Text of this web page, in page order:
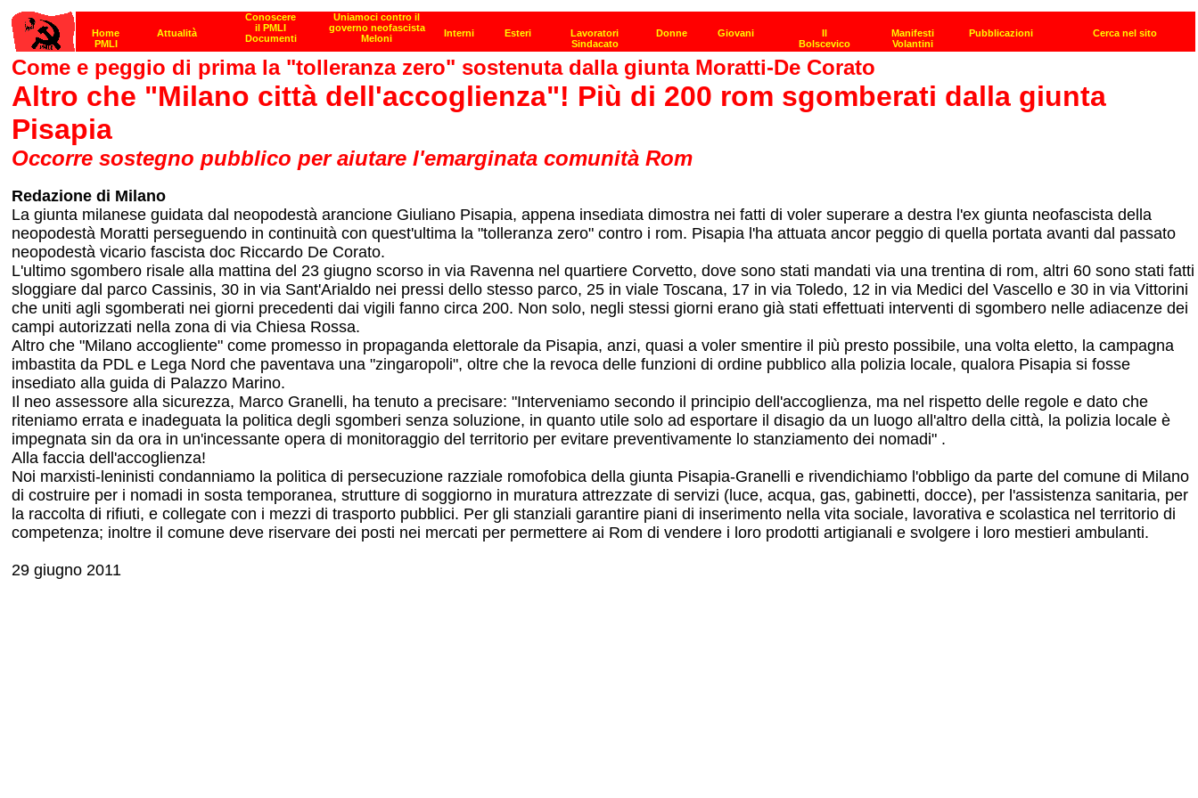
Come e peggio di prima la "tolleranza zero" sostenuta dalla giunta Moratti-De Corato
Altro che "Milano città dell'accoglienza"! Più di 200 rom sgomberati dalla giunta
Pisapia
Occorre sostegno pubblico per aiutare l'emarginata comunità Rom
Redazione di Milano
La giunta milanese guidata dal neopodestà arancione Giuliano Pisapia, appena insediata dimostra nei fatti di voler superare a destra l'ex giunta neofascista della
neopodestà Moratti perseguendo in continuità con quest'ultima la "tolleranza zero" contro i rom. Pisapia l'ha attuata ancor peggio di quella portata avanti dal passato
neopodestà vicario fascista doc Riccardo De Corato.
L'ultimo sgombero risale alla mattina del 23 giugno scorso in via Ravenna nel quartiere Corvetto, dove sono stati mandati via una trentina di rom, altri 60 sono stati fatti
sloggiare dal parco Cassinis, 30 in via Sant'Arialdo nei pressi dello stesso parco, 25 in viale Toscana, 17 in via Toledo, 12 in via Medici del Vascello e 30 in via Vittorini
che uniti agli sgomberati nei giorni precedenti dai vigili fanno circa 200. Non solo, negli stessi giorni erano già stati effettuati interventi di sgombero nelle adiacenze dei
campi autorizzati nella zona di via Chiesa Rossa.
Altro che "Milano accogliente" come promesso in propaganda elettorale da Pisapia, anzi, quasi a voler smentire il più presto possibile, una volta eletto, la campagna
imbastita da PDL e Lega Nord che paventava una "zingaropoli", oltre che la revoca delle funzioni di ordine pubblico alla polizia locale, qualora Pisapia si fosse
insediato alla guida di Palazzo Marino.
Il neo assessore alla sicurezza, Marco Granelli, ha tenuto a precisare: "Interveniamo secondo il principio dell'accoglienza, ma nel rispetto delle regole e dato che
riteniamo errata e inadeguata la politica degli sgomberi senza soluzione, in quanto utile solo ad esportare il disagio da un luogo all'altro della città, la polizia locale è
impegnata sin da ora in un'incessante opera di monitoraggio del territorio per evitare preventivamente lo stanziamento dei nomadi" .
Alla faccia dell'accoglienza!
Noi marxisti-leninisti condanniamo la politica di persecuzione razziale romofobica della giunta Pisapia-Granelli e rivendichiamo l'obbligo da parte del comune di Milano
di costruire per i nomadi in sosta temporanea, strutture di soggiorno in muratura attrezzate di servizi (luce, acqua, gas, gabinetti, docce), per l'assistenza sanitaria, per
la raccolta di rifiuti, e collegate con i mezzi di trasporto pubblici. Per gli stanziali garantire piani di inserimento nella vita sociale, lavorativa e scolastica nel territorio di
competenza; inoltre il comune deve riservare dei posti nei mercati per permettere ai Rom di vendere i loro prodotti artigianali e svolgere i loro mestieri ambulanti.
29 giugno 2011